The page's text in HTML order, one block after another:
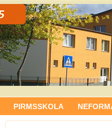
PIRMSSKOLA